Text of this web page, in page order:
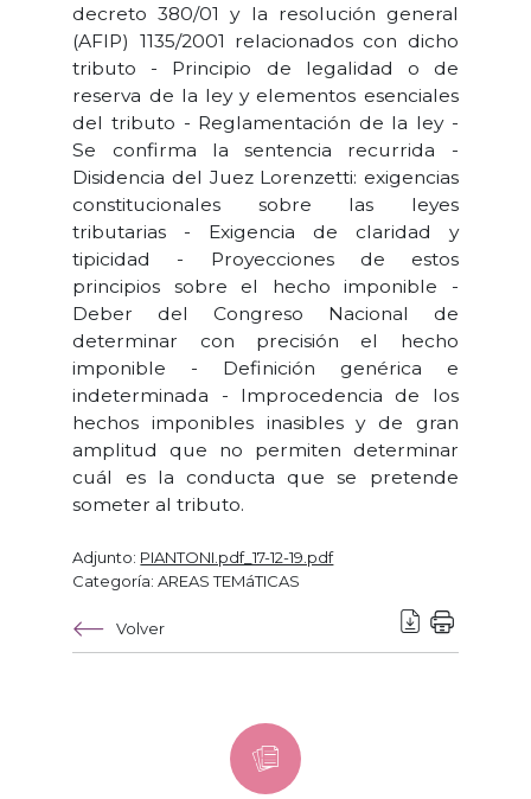
decreto 380/01 y la resolución general
(AFIP) 1135/2001 relacionados con dicho
tributo - Principio de legalidad o de
reserva de la ley y elementos esenciales
del tributo - Reglamentación de la ley -
Se confirma la sentencia recurrida -
Disidencia del Juez Lorenzetti: exigencias
constitucionales sobre las leyes
tributarias - Exigencia de claridad y
tipicidad - Proyecciones de estos
principios sobre el hecho imponible -
Deber del Congreso Nacional de
determinar con precisión el hecho
imponible - Definición genérica e
indeterminada - Improcedencia de los
hechos imponibles inasibles y de gran
amplitud que no permiten determinar
cuál es la conducta que se pretende
someter al tributo.
Adjunto: PIANTONI.pdf_17-12-19.pdf
Categoría: AREAS TEMáTICAS
Volver